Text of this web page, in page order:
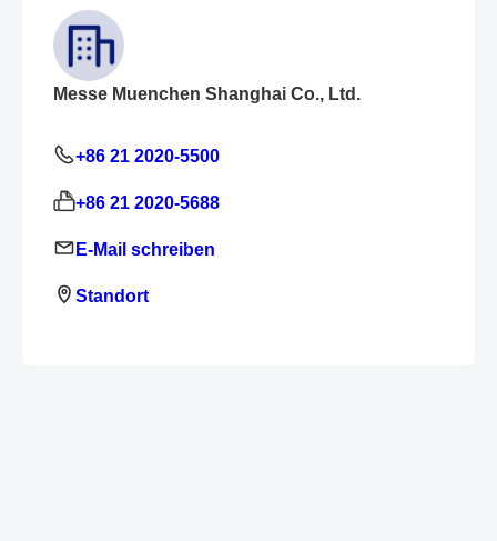
Messe Muenchen Shanghai Co., Ltd.
+86 21 2020-5500
+86 21 2020-5688
E-Mail schreiben
Standort